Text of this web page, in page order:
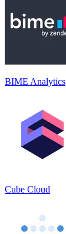
BIME Analytics
Cube Cloud